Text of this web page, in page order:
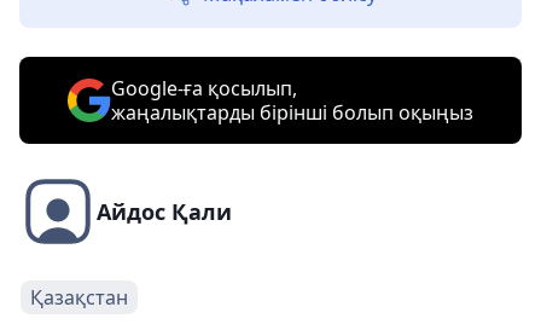
Google-ға қосылып,
жаңалықтарды бірінші болып оқыңыз
Айдос Қали
Қазақстан